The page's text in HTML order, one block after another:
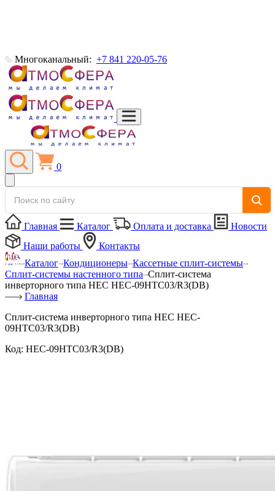
Многоканальный: +7 841 220-05-76
0
Главная Каталог Оплата и доставка
Новости
Наши работы
Контакты
Каталог Кондиционеры Кассетные сплит-системы
Сплит-системы настенного типа Сплит-система
инверторного типа HEC HEC-09HTC03/R3(DB)
Главная
Сплит-система инверторного типа HEC HEC-
09HTC03/R3(DB)
Код: HEC-09HTC03/R3(DB)